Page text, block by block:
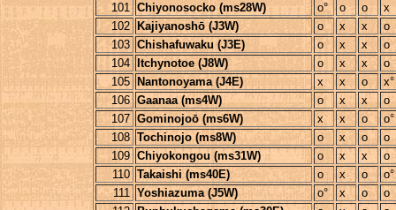
101 Chiyonosocko (ms28W) o° o o
x
102
Kajiyanoshō (J3W) o x x
o
103 Chishafuwaku (J3E) o x x
o
104
Itchynotoe (J8W) o x x
o
105
Nantonoyama (J4E) x x o
x°
106 Gaanaa (ms4W) o x x
o
107 Gominojoō (ms6W) x x o
o°
108 Tochinojo (ms8W) o x o
o
109 Chiyokongou (ms31W) o x x
o
110 Takaishi (ms40E) o x o
o°
111 Yoshiazuma (J5W) o° x o
o